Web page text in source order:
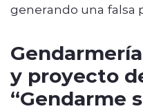
generando una falsa
y proyecto
“Gendarme